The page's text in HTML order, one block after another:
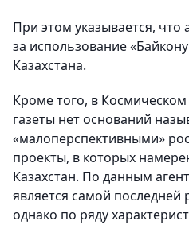
При этом указывается, что
за использование
Казахстана.
Кроме того, в Космическом
газеты нет оснований
«малоперспективными»
проекты, в которых
Казахстан. По данным
является самой последней
однако по ряду